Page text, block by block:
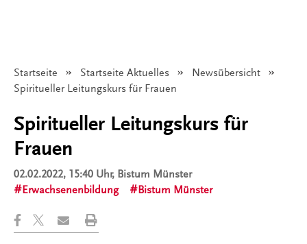
Startseite Startseite Aktuelles
Newsübersicht
Angezeigt:
Spiritueller Leitungskurs für Frauen
Spiritueller Leitungskurs für
Frauen
02.02.2022, 15:40 Uhr, Bistum Münster
Erwachsenenbildung
Bistum Münster